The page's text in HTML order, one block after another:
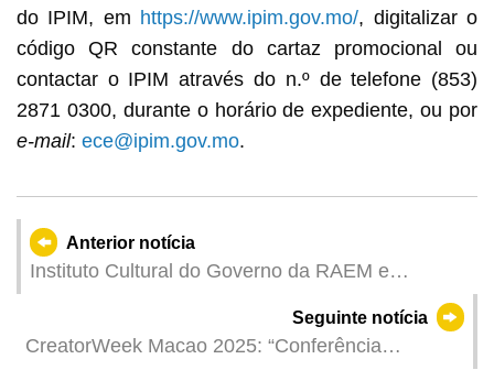
do IPIM, em https://www.ipim.gov.mo/, digitalizar o
código QR constante do cartaz promocional ou
contactar o IPIM através do n.º de telefone (853)
2871 0300, durante o horário de expediente, ou por
e-mail: ece@ipim.gov.mo.
Anterior notícia
Instituto Cultural do Governo da RAEM e
Biblioteca da Capital da China assinaram acordo
de cooperação para aprofundar o intercâmbio na
área das bibliotecas públicas
Seguinte notícia
CreatorWeek Macao 2025: “Conferência